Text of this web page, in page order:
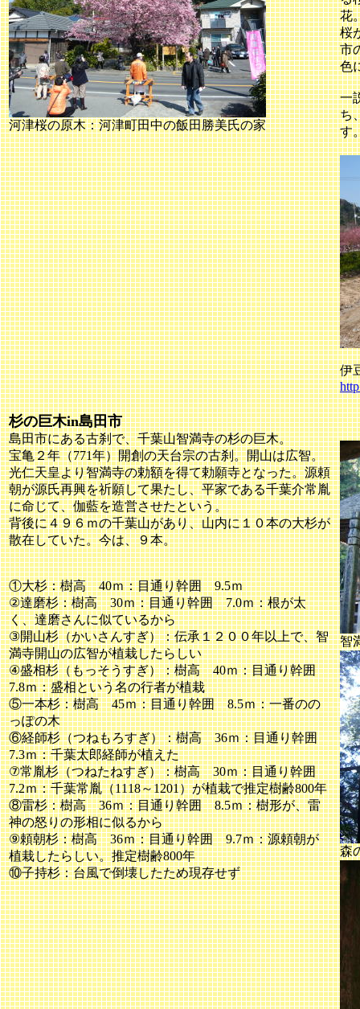
河津桜の原木：河津町田中の飯田勝美氏の家
花
桜
市
色
一
ち
す
伊
杉の巨木in島田市
島田市にある古刹で、千葉山智満寺の杉の巨木。
宝亀２年（771年）開創の天台宗の古刹。開山は広智。
光仁天皇より智満寺の勅額を得て勅願寺となった。源頼
朝が源氏再興を祈願して果たし、平家である千葉介常胤
に命じて、伽藍を造営させたという。
背後に４９６ｍの千葉山があり、山内に１０本の大杉が
散在していた。今は、９本。
①大杉：樹高 40ｍ：目通り幹囲 9.5ｍ
②達磨杉：樹高 30ｍ：目通り幹囲 7.0ｍ：根が太
く、達磨さんに似ているから
③開山杉（かいさんすぎ）：伝承１２００年以上で、智
満寺開山の広智が植栽したらしい
④盛相杉（もっそうすぎ）：樹高 40ｍ：目通り幹囲
7.8ｍ：盛相という名の行者が植栽
⑤一本杉：樹高 45ｍ：目通り幹囲 8.5ｍ：一番のの
っぽの木
⑥経師杉（つねもろすぎ）：樹高 36ｍ：目通り幹囲
7.3ｍ：千葉太郎経師が植えた
⑦常胤杉（つねたねすぎ）：樹高 30ｍ：目通り幹囲
7.2ｍ：千葉常胤（1118～1201）が植栽で推定樹齢800年
⑧雷杉：樹高 36ｍ：目通り幹囲 8.5ｍ：樹形が、雷
神の怒りの形相に似るから
⑨頼朝杉：樹高 36ｍ：目通り幹囲 9.7ｍ：源頼朝が
植栽したらしい。推定樹齢800年
⑩子持杉：台風で倒壊したため現存せず
智
森